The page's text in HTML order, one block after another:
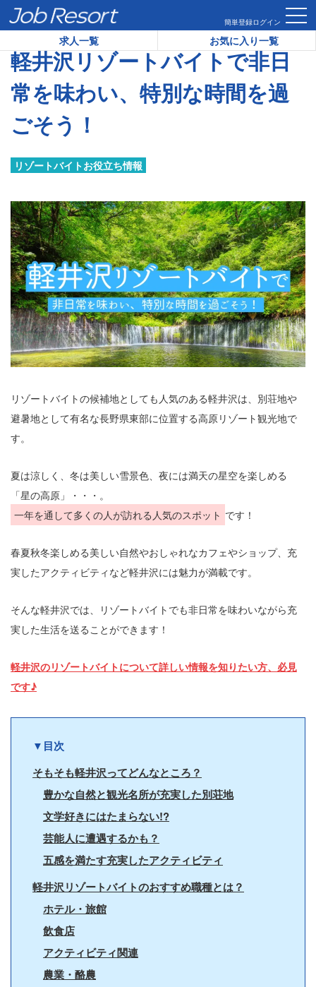
簡単登録ログイン
求人一覧 お気に入り一覧
HOME コラム 軽井沢リゾートバイトで非日常を味わい、特別
軽井沢リゾートバイトで非日
常を味わい、特別な時間を過
ごそう！
リゾートバイトお役立ち情報
リゾートバイトの候補地としても人気のある軽井沢は、別荘地や
避暑地として有名な長野県東部に位置する高原リゾート観光地で
す。
夏は涼しく、冬は美しい雪景色、夜には満天の星空を楽しめる
「星の高原」・・・。
一年を通して多くの人が訪れる人気のスポット です！
春夏秋冬楽しめる美しい自然やおしゃれなカフェやショップ、充
実したアクティビティなど軽井沢には魅力が満載です。
そんな軽井沢では、リゾートバイトでも非日常を味わいながら充
実した生活を送ることができます！
軽井沢のリゾートバイトについて詳しい情報を知りたい方、必見
です♪
▼目次
そもそも軽井沢ってどんなところ？
豊かな自然と観光名所が充実した別荘地
文学好きにはたまらない!?
芸能人に遭遇するかも？
五感を満たす充実したアクティビティ
軽井沢リゾートバイトのおすすめ職種とは？
ホテル・旅館
飲食店
アクティビティ関連
農業・酪農